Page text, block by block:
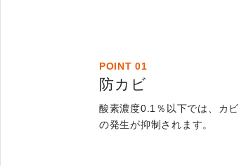
POINT 01
防カビ
酸素濃度0.1％以下では、カビ
の発生が抑制されます。